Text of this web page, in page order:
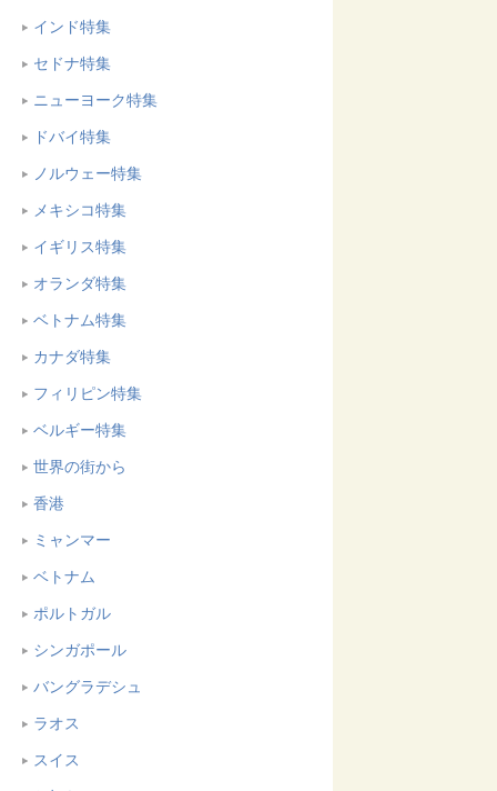
インド特集
セドナ特集
ニューヨーク特集
ドバイ特集
ノルウェー特集
メキシコ特集
イギリス特集
オランダ特集
ベトナム特集
カナダ特集
フィリピン特集
ベルギー特集
世界の街から
香港
ミャンマー
ベトナム
ポルトガル
シンガポール
バングラデシュ
ラオス
スイス